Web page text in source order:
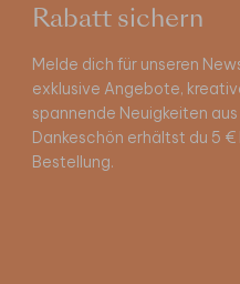
Rabatt sichern
Melde dich für unseren
exklusive Angebote,
spannende Neuigkeiten
Dankeschön erhältst du 5
Bestellung.